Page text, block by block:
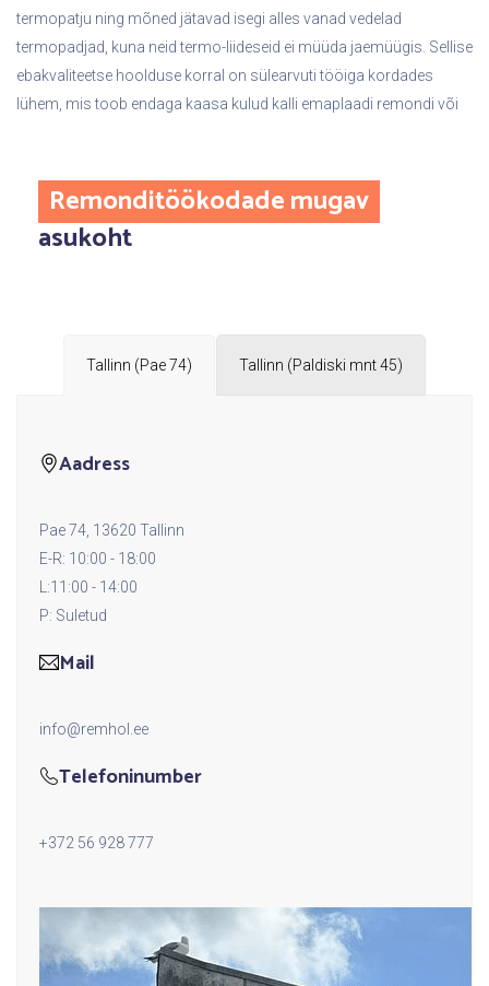
termopatju ning mõned jätavad isegi alles vanad vedelad
termopadjad, kuna neid termo-liideseid ei müüda jaemüügis. Sellise
ebakvaliteetse hoolduse korral on sülearvuti tööiga kordades
lühem, mis toob endaga kaasa kulud kalli emaplaadi remondi või
Remonditöökodade mugav
asukoht
Tallinn (Pae 74) Tallinn (Paldiski mnt 45)
Aadress
Pae 74, 13620 Tallinn
E-R: 10:00 - 18:00
L:11:00 - 14:00
P: Suletud
Mail
info@remhol.ee
Telefoninumber
+372 56 928 777